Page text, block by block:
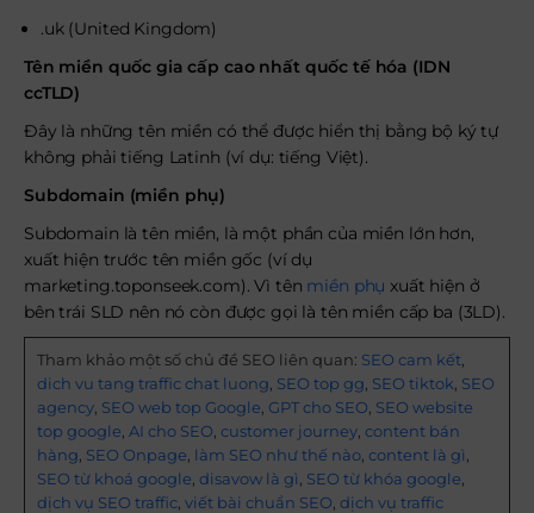
.uk (United Kingdom)
Tên miền quốc gia cấp cao nhất quốc tế hóa (IDN
ccTLD)
Đây là những tên miền có thể được hiển thị bằng bộ ký tự
không phải tiếng Latinh (ví dụ: tiếng Việt).
Subdomain (miền phụ)
Subdomain là tên miền, là một phần của miền lớn hơn,
xuất hiện trước tên miền gốc (ví dụ
marketing.toponseek.com). Vì tên miền phụ xuất hiện ở
bên trái SLD nên nó còn được gọi là tên miền cấp ba (3LD).
Tham khảo một số chủ đề SEO liên quan: SEO cam kết
dich vu tang traffic chat luong SEO top gg SEO tiktok SEO
agency SEO web top Google GPT cho SEO SEO website
top google AI cho SEO customer journey content bán
hàng SEO Onpage làm SEO như thế nào content là gì
SEO từ khoá google disavow là gì SEO từ khóa google
dịch vụ SEO traffic viết bài chuẩn SEO dịch vụ traffic